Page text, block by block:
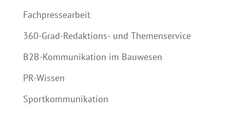
Fachpressearbeit
360-Grad-Redaktions- und Themenservice
B2B-Kommunikation im Bauwesen
PR-Wissen
Sportkommunikation